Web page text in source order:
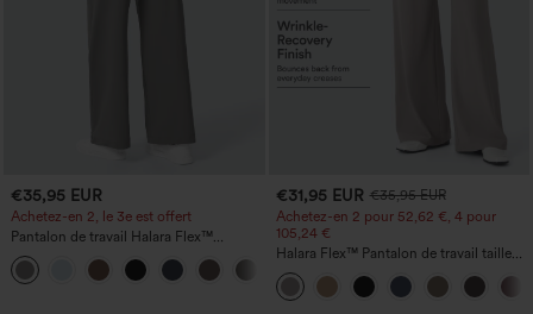
€35,95 EUR
Achetez-en 2, le 3e est offert
Pantalon de travail Halara Flex™
DayStretch à taille haute, avec poches et
coupe droite
€31,95 EUR €35,95 EUR
Achetez-en 2 pour 52,62 €, 4 pour
105,24 €
Halara Flex™ Pantalon de travail taille
haute sculptant la silhouette, gainant la
taille, avec poches, jambe large en
micro-gaufre